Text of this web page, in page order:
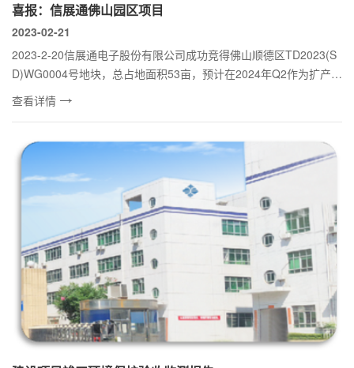
喜报：信展通佛山园区项目
2023-02-21
2023-2-20信展通电子股份有限公司成功竞得佛山顺德区TD2023(S
D)WG0004号地块，总占地面积53亩，预计在2024年Q2作为扩产项
查看详情